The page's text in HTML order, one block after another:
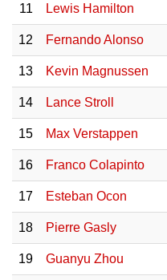
11 Lewis Hamilton
12 Fernando Alonso
13 Kevin Magnussen
14 Lance Stroll
15 Max Verstappen
16 Franco Colapinto
17 Esteban Ocon
18 Pierre Gasly
19 Guanyu Zhou